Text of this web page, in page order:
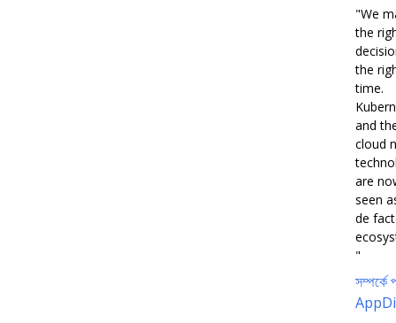
"We
the
the
time.
and
cloud
are
seen
de
"
সম্পর্কে